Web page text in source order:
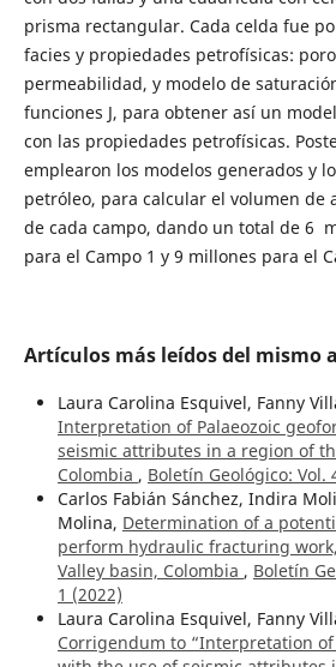
prisma rectangular. Cada celda fue
facies y propiedades petrofísicas:
permeabilidad, y modelo de
funciones J, para obtener así un
con las propiedades petrofísicas.
emplearon los modelos generados y
petróleo, para calcular el volumen de
de cada campo, dando un total de 6
para el Campo 1 y 9 millones para el
Artículos más leídos del mismo
Laura Carolina Esquivel, Fanny
Interpretation of Palaeozoic
seismic attributes in a region of
Colombia , Boletín Geológico: Vol.
Carlos Fabián Sánchez, Indira
Molina, Determination of a
perform hydraulic fracturing
Valley basin, Colombia , Boletín
1 (2022)
Laura Carolina Esquivel, Fanny
Corrigendum to “Interpretation of